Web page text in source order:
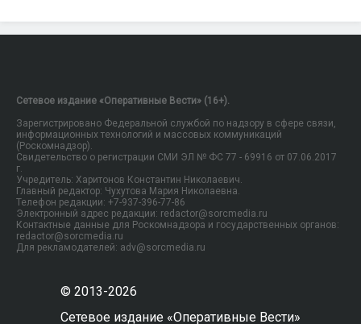
Сетевое издание «Оперативные Вести» (16+).
Зарегистрировано Федеральной службой по надзору в сфере связи,
информационных технологий и массовых коммуникаций
(Роскомнадзор).
Свидетельство о регистрации СМИ ЭЛ № ФС 77 - 69916 от 07.06.2017
г.
Учредитель: Харитонов Константин Николаевич.
Главный редактор: Чухутова Мария Николаевна.
Телефон редакции: +7-937-396-77-86
Электронный адрес редакции: redactor@sorcmedia.ru
Контактные данные для Роскомнадзора и государственных органов:
redactor@sorcmedia.ru
Для рекламодателей: adv@sorcmedia.ru
© 2013-2026
Сетевое издание «Оперативные Вести»